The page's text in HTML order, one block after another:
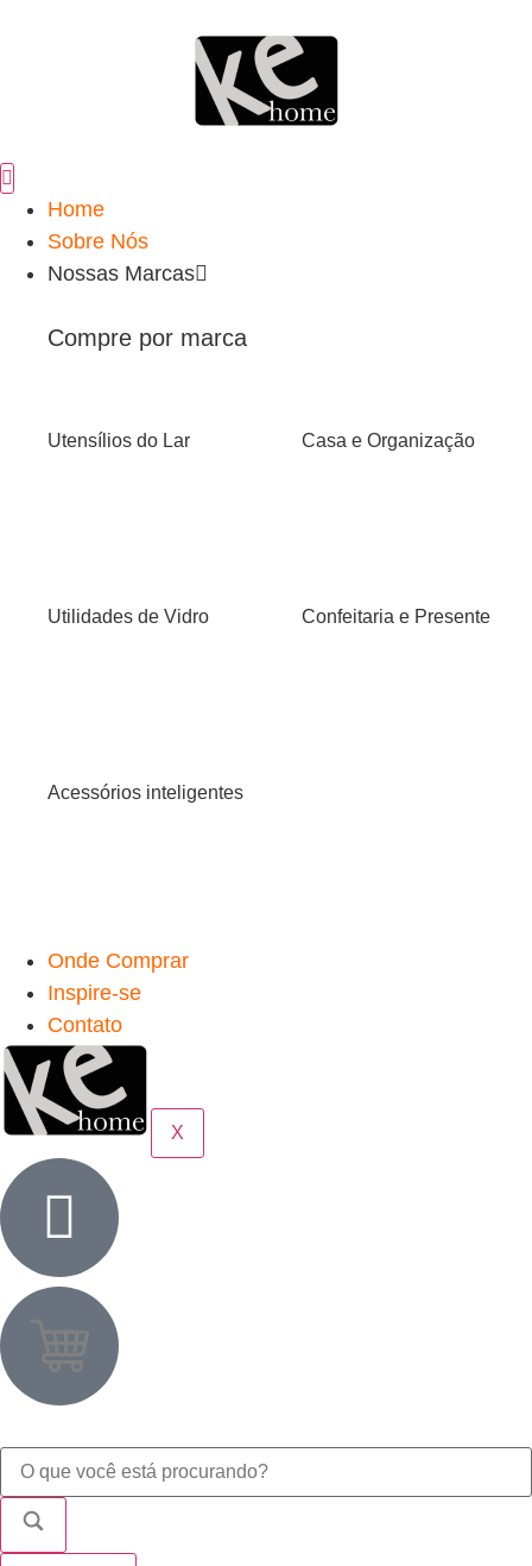
Home
Sobre Nós
Nossas Marcas
Compre por marca
Utensílios do Lar Casa e Organização
Utilidades de Vidro Confeitaria e Presente
Acessórios inteligentes
Onde Comprar
Inspire-se
Contato
X